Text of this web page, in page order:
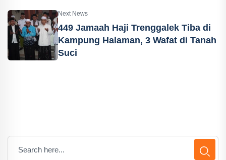
Next News
449 Jamaah Haji Trenggalek Tiba di
Kampung Halaman, 3 Wafat di Tanah
Suci